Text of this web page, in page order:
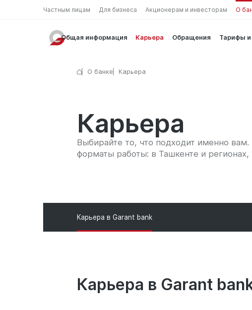
Частным лицам Для бизнеса Акционерам и инвесторам О
Общая информация Карьера Обращения Тарифы
О банке Карьера
Карьера
Выбирайте то, что подходит именно
форматы работы: в Ташкенте и регионах,
Карьера в Garant bank
Карьера в Garant